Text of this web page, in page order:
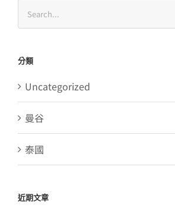
Search
for:
分類
Uncategorized
曼谷
泰國
近期文章